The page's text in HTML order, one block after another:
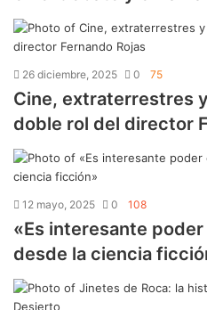
26 diciembre, 2025 0 75
Cine, extraterrestres
doble rol del director
12 mayo, 2025 0 108
​«Es interesante
desde la ciencia